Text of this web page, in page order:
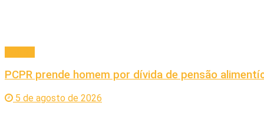
PCPR prende homem por dívida de pensão
5 de agosto de 2026